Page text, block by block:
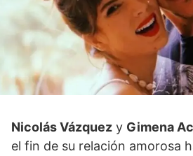
Nicolás Vázquez y Gimena
el fin de su relación amorosa